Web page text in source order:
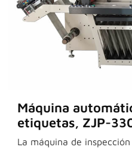
Máquina
etiquetas, ZJP-
La máquina de